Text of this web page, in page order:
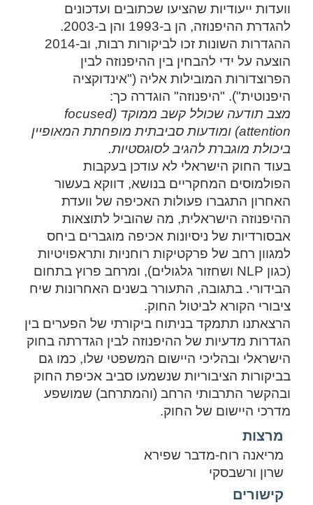
וועדות ייעודיות שהציעו שכתובים ועדכונים
להגדרת ההיפנוזה, הן ב-1993 והן ב-2003.
ההגדרות השונות זכו לביקורות רבות, וב-2014
הוצעה על ידי להבחין בין ההיפנוזה לבין
הפרוצדורות המובילות אליה ("אינדוקציה
היפנוטית"). "היפנוזה" הוגדרה כך:
מצב תודעה שכולל קשב ממוקד (focused
attention) ומודעות סביבתית מופחתת המאופיין
ביכולת מוגברת להגיב לסוגסטיות.
בעוד החוק הישראלי לא עודכן בעקבות
הפולמוסים המחקריים בנושא, דווקא בעשור
האחרון התגברו פעולות האכיפה של וועדת
ההיפנוזה הישראלית, מה שהוביל לתוצאות
אבסורדיות של ניסיונות אכיפה מוגברים ביחס
למגוון רחב של פרקטיקות רוחניות ותראפויטיות
(כגון NLP ושחזור גלגולים), ומרחב פרוץ בתחום
הבידורי. בתגובה, התעורר בשנים האחרונות שיח
ציבורי הקורא לביטול החוק.
הרצאתנו תתמקד בניתוח ביקורתי של הפערים בין
הגדרות מדעיות של ההיפנוזה לבין הגדרתה בחוק
הישראלי ובהליכי היישום המשפטי שלו, כמו גם
בביקורות הציבוריות שנשמעו סביב אכיפת החוק
ובהקשר התרבותי הרחב (והמתרחב) שמושפע
מדרכי היישום של החוק.
מרצות
מריאנה רוח-מדבר שפירא
שרון ורשבסקי
קישורים